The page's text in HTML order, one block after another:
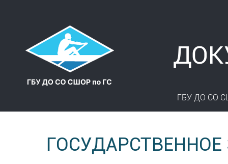
ГБУ ДО СО
ГОСУДАРСТВЕННОЕ